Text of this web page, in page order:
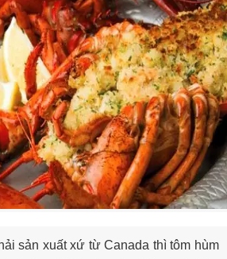
sản xuất xứ từ Canada thì tôm hùm